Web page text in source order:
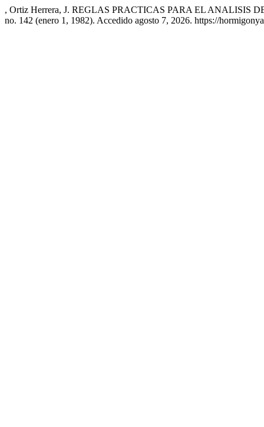
, Ortiz Herrera, J. REGLAS PRACTICAS PARA EL ANALISIS
no. 142 (enero 1, 1982). Accedido agosto 7, 2026. https://